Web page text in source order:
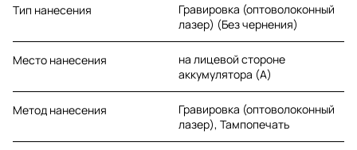
Тип нанесения
Гравировка (оптоволоконный
лазер) (Без чернения)
Место нанесения
на лицевой стороне
аккумулятора (A)
Метод нанесения
Гравировка (оптоволоконный
лазер), Тампопечать